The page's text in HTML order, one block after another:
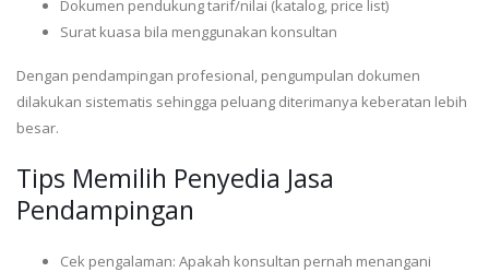
Dokumen pendukung tarif/nilai (katalog, price list)
Surat kuasa bila menggunakan konsultan
Dengan pendampingan profesional, pengumpulan dokumen
dilakukan sistematis sehingga peluang diterimanya keberatan lebih
besar.
Tips Memilih Penyedia Jasa
Pendampingan
Cek pengalaman: Apakah konsultan pernah menangani